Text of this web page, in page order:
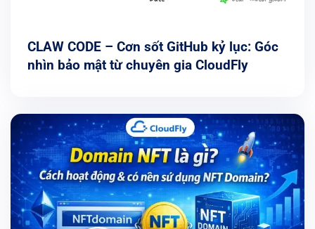
CLAW CODE – Cơn sốt GitHub kỷ lục: Góc
nhìn bảo mật từ chuyên gia CloudFly